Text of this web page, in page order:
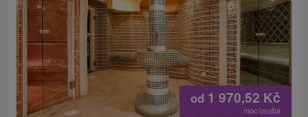
od 1 970,52 Kč
/noc/osoba